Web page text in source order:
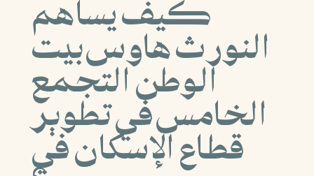
كيف يساهم
النورث هاوس بيت
الوطن التجمع
الخامس في تطوير
قطاع الإسكان في